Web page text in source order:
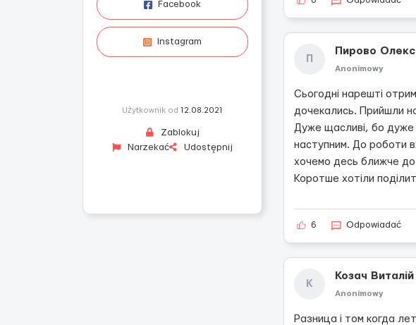
Facebook
Instagram
Użytkownik od 12.08.2021
Zablokuj
Narzekać
Udostępnij
П
Пирово
Anonimowy
Сьогодні нарешті
дочекались. Прийшли
Дуже щасливі, бо дуже
наступним. До роботи
хочемо десь ближче до
Коротше хотіли
6 Odpowiadać
К
Козач Виталій
Anonimowy
Разница і том когда